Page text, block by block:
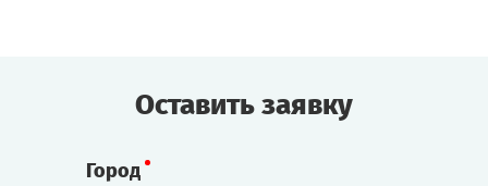
Оставить заявку
Город